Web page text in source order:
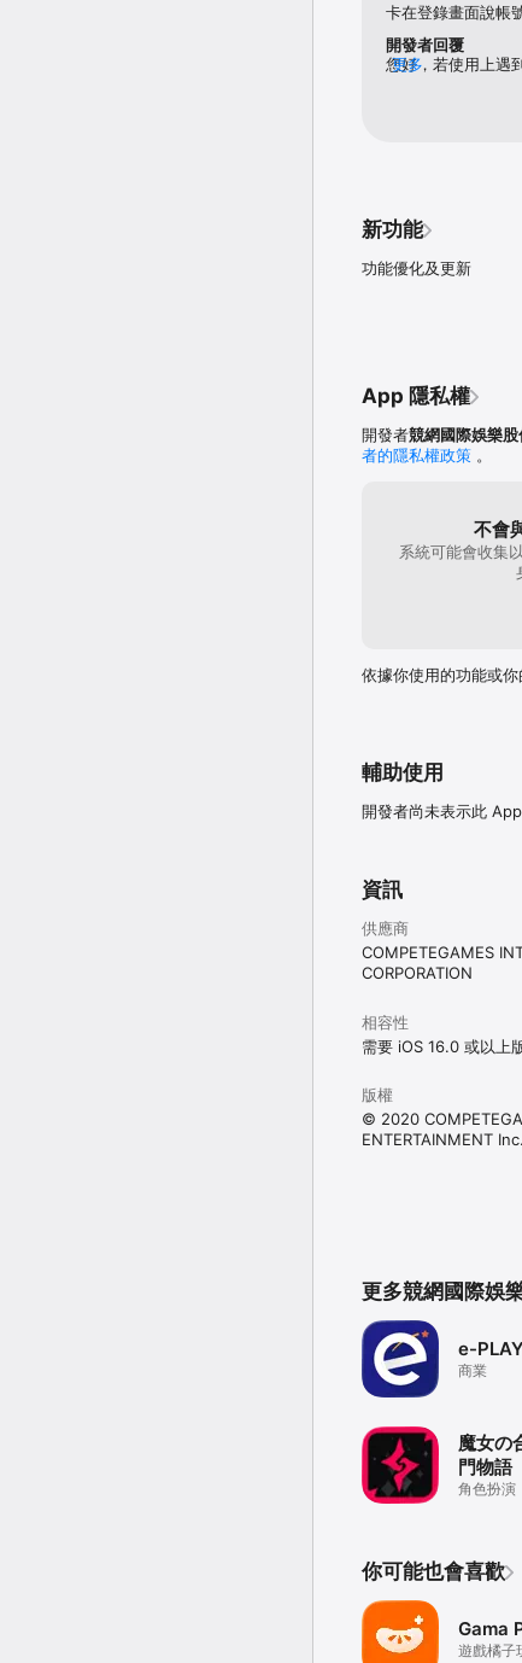
卡在登錄畫面說帳
開發者回覆
您好，若使用上遇
更多
新功能
功能優化及更新
App 隱私權
開發者競網國際娛樂
者的隱私權政策 。
不會
系統可能會收集
依據你使用的功能或你
輔助使用
開發者尚未表示此
資訊
供應商
COMPETEGAMES
CORPORATION
相容性
需要 iOS 16.0 或以上
版權
© 2020
ENTERTAINMENT Inc.
更多競網國際娛
e-
商業
魔女の
門物語
角色扮演
你可能也會喜歡
Gama
遊戲橘子